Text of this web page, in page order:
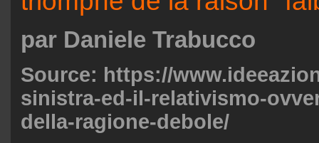
par Daniele Trabucco
Source: https://
sinistra-ed-il-relativismo-
della-ragione-debole/